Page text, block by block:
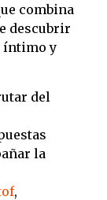
combina
descubrir
íntimo y
del
la
,